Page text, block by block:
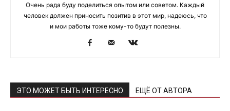
Очень рада буду поделиться опытом или советом. Каждый
человек должен приносить позитив в этот мир, надеюсь, что
и мои работы тоже кому-то будут полезны.
ЭТО МОЖЕТ БЫТЬ ИНТЕРЕСНО ЕЩЁ ОТ АВТОРА